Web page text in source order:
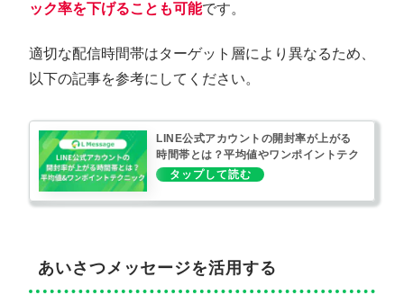
ック率を下げることも可能です。
適切な配信時間帯はターゲット層により異なるため、
以下の記事を参考にしてください。
LINE公式アカウントの開封率が上がる
時間帯とは？平均値やワンポイントテク
ニックも解説
あいさつメッセージを活用する